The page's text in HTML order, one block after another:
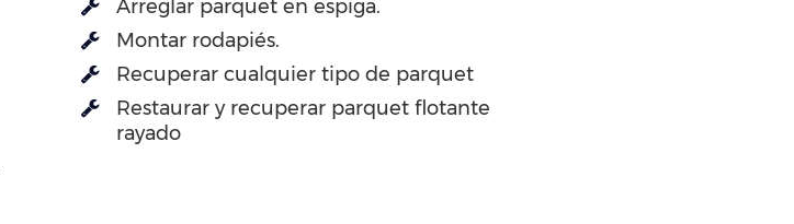
Arreglar parquet en espiga.
Montar rodapiés.
Recuperar cualquier tipo de parquet
Restaurar y recuperar parquet flotante
rayado